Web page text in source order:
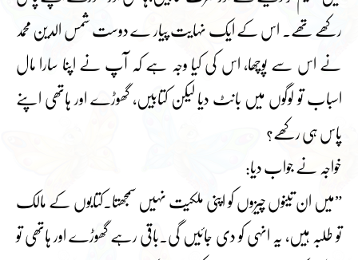
رکھے تھے۔ اس کے ایک نہایت پیار ے دوست شمس الدین محمد
نے اس سے پوچھا، اس کی کیا وجہ ہے کہ آپ نے اپنا سارا مال
اسباب تو لوگوں میں بانٹ دیا لیکن کتابیں، گھوڑے اور ہاتھی اپنے
پاس ہی رکھے؟
خواجہ نے جواب دیا:
”میں ان تینوں چیزوں کو اپنی ملکیت نہیں سمجھتا۔کتابوں کے مالک
تو طلبہ ہیں، یہ انہی کو دی جائیں گی۔باقی رہے گھوڑے اور ہاتھی تو